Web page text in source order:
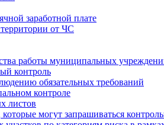
заработной плате
от ЧС
работы муниципальных
контроль
обязательных требований
контроле
листов
могут запрашиваться